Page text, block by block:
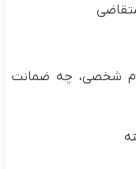
شخصی، چه ضمانت